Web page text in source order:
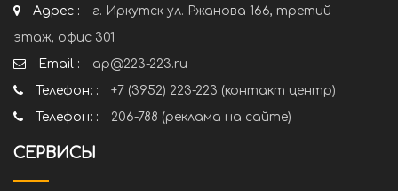
Адрес :
г. Иркутск ул. Ржанова 166, третий
этаж, офис 301
Email :
ap@223-223.ru
Телефон: :
+7 (3952) 223-223 (контакт центр)
Телефон: :
206-788 (реклама на сайте)
СЕРВИСЫ